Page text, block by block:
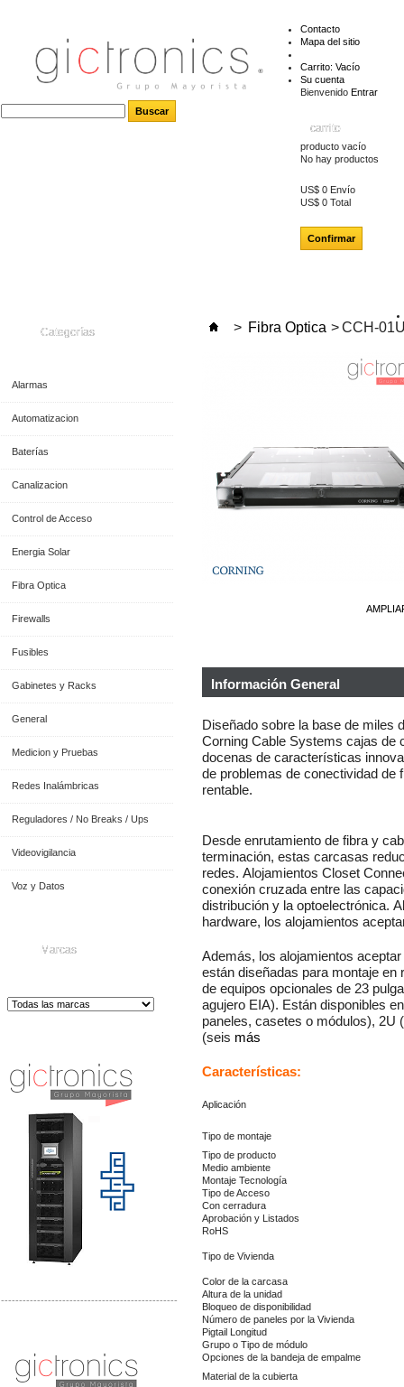
Contacto
Mapa del sitio
Carrito: Vacío
Su cuenta
Bienvenido Entrar
carrito
producto vacío
No hay productos
US$ 0 Envío
US$ 0 Total
Confirmar
Categorías
Alarmas
Automatizacion
Baterías
Canalizacion
Control de Acceso
Energia Solar
Fibra Optica
Firewalls
Fusibles
Gabinetes y Racks
General
Medicion y Pruebas
Redes Inalámbricas
Reguladores / No Breaks / Ups
Videovigilancia
Voz y Datos
Marcas
-------------------------------------------------
> Fibra Optica > CCH-
Información General
Diseñado sobre la base de miles
Corning Cable Systems cajas de
docenas de características
de problemas de conectividad de
rentable.
Desde enrutamiento de fibra y
terminación, estas carcasas
redes. Alojamientos Closet
conexión cruzada entre las
distribución y la optoelectrónica.
hardware, los alojamientos
Además, los alojamientos
están diseñadas para montaje
de equipos opcionales de 23
agujero EIA). Están disponibles
paneles, casetes o módulos), 2U
(seis más
Características:
Tipo de montaje
Tipo de producto
Medio ambiente
Montaje Tecnología
Tipo de Acceso
Con cerradura
Aprobación y Listados
Tipo de
Color de la carcasa
Altura de la unidad
Bloqueo de disponibilidad
Número de paneles por la Vivienda
Pigtail Longitud
Grupo o Tipo de módulo
Opciones de la bandeja de empalme
Material de la cubierta